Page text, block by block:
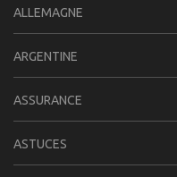
ALLEMAGNE
ARGENTINE
ASSURANCE
ASTUCES